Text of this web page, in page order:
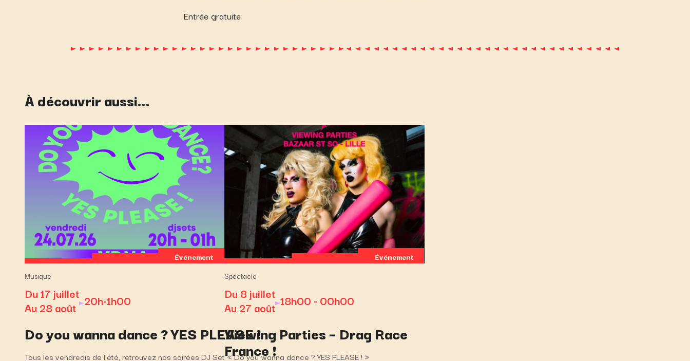
Entrée gratuite
À découvrir aussi...
Événement
Musique
Du 17 juillet
Au 28 août 20h-1h00
Do you wanna dance ? YES PLEASE !
Tous les vendredis de l’été, retrouvez nos soirées DJ Set « Do you wanna dance ? YES PLEASE ! »
Événement
Spectacle
Du 8 juillet
Au 27 août 18h00 - 00h00
Viewing Parties – Drag Race
France !